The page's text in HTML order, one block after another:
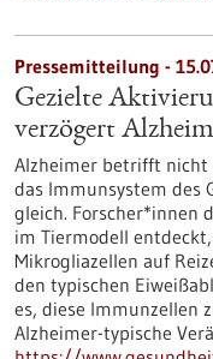
Pressemitteilung -
Gezielte
verzögert
Alzheimer betrifft nicht
das Immunsystem des
gleich. Forscher*innen
im Tiermodell
Mikrogliazellen auf
den typischen
es, diese Immunzellen
Alzheimer-typische